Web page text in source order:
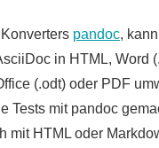
pandoc,
in HTML, Word
(.odt) oder PDF
Tests mit pandoc
mit HTML oder